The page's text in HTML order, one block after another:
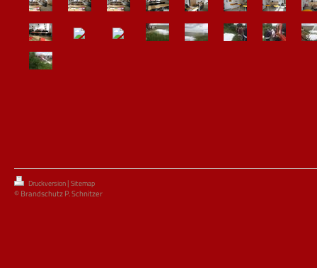
Druckversion | Sitemap
© Brandschutz P. Schnitzer